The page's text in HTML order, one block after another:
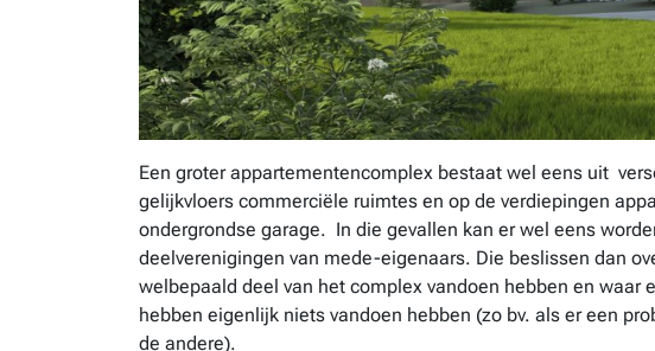
Een groter appartementencomplex bestaat wel eens uit
gelijkvloers commerciële ruimtes en op de verdiepingen
ondergrondse garage. In die gevallen kan er wel eens
deelverenigingen van mede-eigenaars. Die beslissen dan
welbepaald deel van het complex vandoen hebben en waar
hebben eigenlijk niets vandoen hebben (zo bv. als er een
de andere).